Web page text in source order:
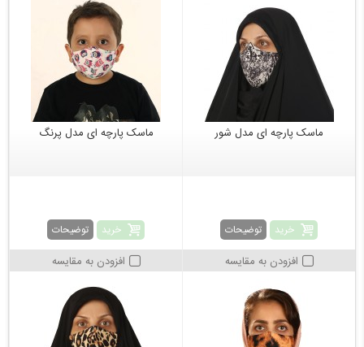
ماسک پارچه ای مدل شور
خرید توضیحات
افزودن به مقایسه
ماسک پارچه ای مدل پرنگ
خرید توضیحات
افزودن به مقایسه